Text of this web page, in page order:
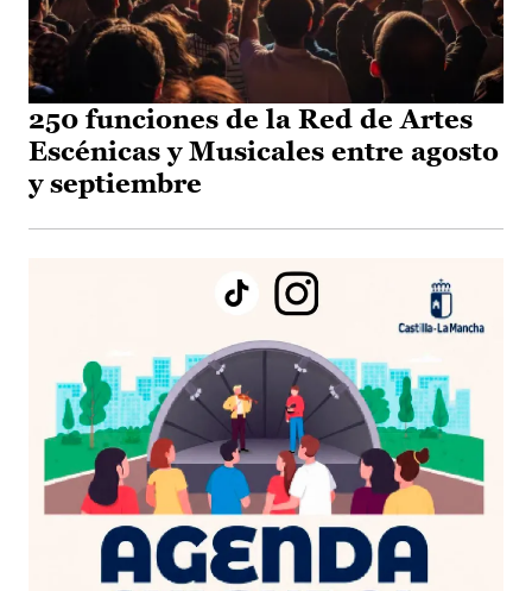
250 funciones de la Red de Artes
Escénicas y Musicales entre agosto
y septiembre